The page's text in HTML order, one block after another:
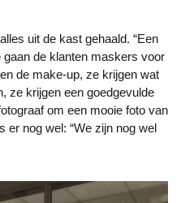
de klanten maskers voor
de make-up, ze krijgen wat
ze krijgen een goedgevulde
om een mooie foto van
er nog wel: “We zijn nog wel